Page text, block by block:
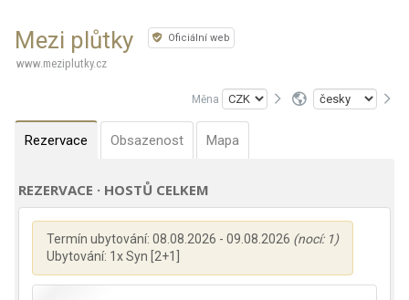
Mezi plůtky Oficiální web
www.meziplutky.cz
Měna
Rezervace Obsazenost Mapa
REZERVACE · HOSTŮ CELKEM
Termín ubytování: 08.08.2026 - 09.08.2026 (nocí: 1)
Ubytování: 1x Syn [2+1]